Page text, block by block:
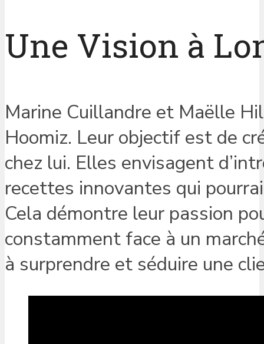
Une Vision à
Marine Cuillandre et Maëlle
Hoomiz. Leur objectif est de
chez lui. Elles envisagent
recettes innovantes qui
Cela démontre leur passion
constamment face à un
à surprendre et séduire une